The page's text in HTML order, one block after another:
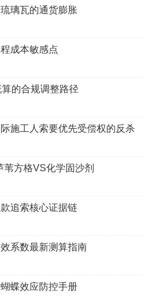
璃瓦的通货膨胀
成本敏感点
的合规调整路径
施工人索要优先受偿权的反杀
方格VS化学固沙剂
追索核心证据链
系数最新测算指南
蝶效应防控手册